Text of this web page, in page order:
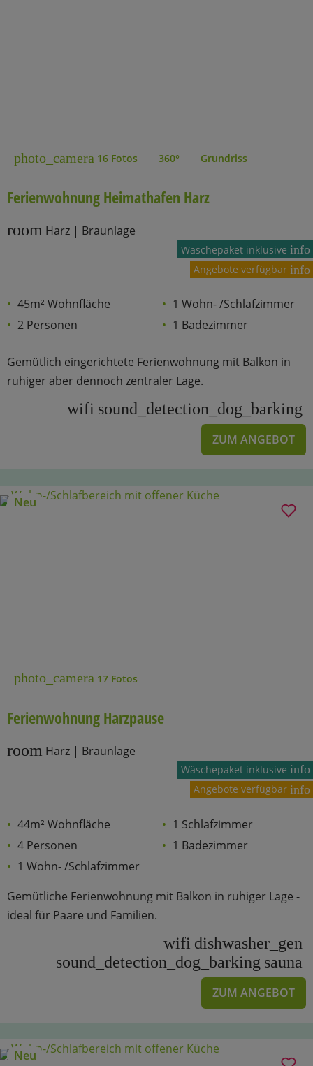
photo_camera 16 Fotos 360° Grundriss
Ferienwohnung Heimathafen Harz
room Harz | Braunlage
Wäschepaket inklusive info
Angebote verfügbar info
45m² Wohnfläche
2 Personen
1 Wohn- /Schlafzimmer
1 Badezimmer
Gemütlich eingerichtete Ferienwohnung mit Balkon in
ruhiger aber dennoch zentraler Lage.
wifi sound_detection_dog_barking
ZUM ANGEBOT
Neu
photo_camera 17 Fotos
Ferienwohnung Harzpause
room Harz | Braunlage
Wäschepaket inklusiveinfo
Angebote verfügbar info
44m² Wohnfläche
4 Personen
1 Wohn- /Schlafzimmer
1 Schlafzimmer
1 Badezimmer
Gemütliche Ferienwohnung mit Balkon in ruhiger Lage -
ideal für Paare und Familien.
wifi dishwasher_gen
sound_detection_dog_barking sauna
ZUM ANGEBOT
Neu